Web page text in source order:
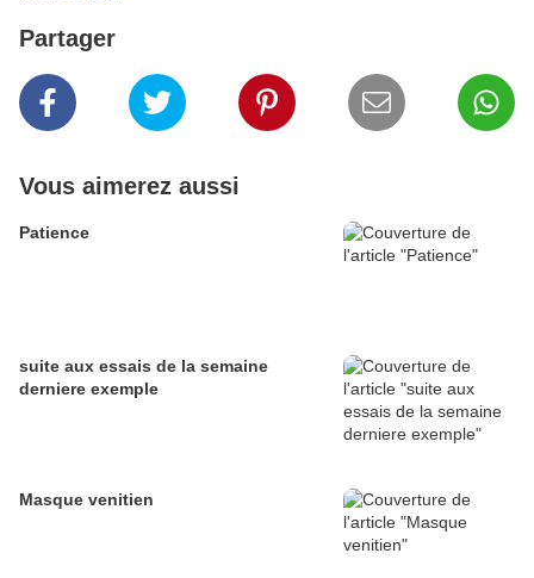
Partager
Vous aimerez aussi
Patience
suite aux essais de la semaine
derniere exemple
Masque venitien